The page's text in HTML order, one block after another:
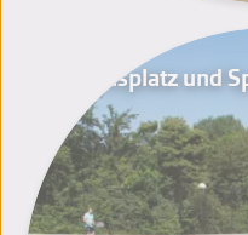
Tennisplatz und